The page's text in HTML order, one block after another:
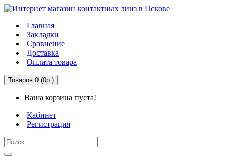
Главная
Закладки
Сравнение
Доставка
Оплата товара
Товаров 0 (0р.)
Ваша корзина пуста!
Кабинет
Регистрация